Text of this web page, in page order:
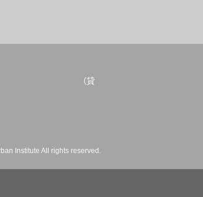
2209 （貸
Institute All rights reserved.